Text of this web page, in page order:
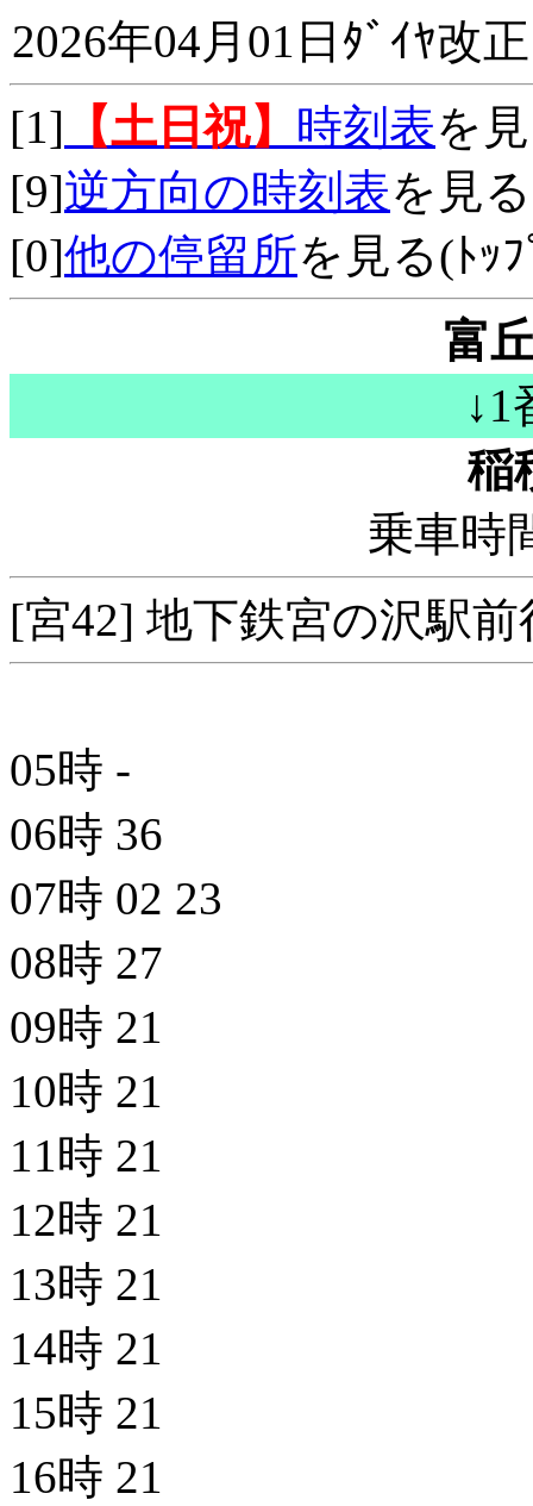
2026年04月01日ﾀﾞｲﾔ改正
[1] 【土日祝】 時刻表を
[9]逆方向の時刻表を見る
[0]他の停留所を見る(ﾄｯ
富
↓1
稲
乗車時
[宮42] 地下鉄宮の沢駅
05時 -
06時 36
07時 02 23
08時 27
09時 21
10時 21
11時 21
12時 21
13時 21
14時 21
15時 21
16時 21